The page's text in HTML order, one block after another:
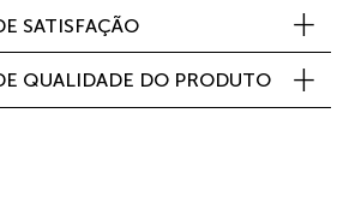
SATISFAÇÃO
QUALIDADE DO PRODUTO